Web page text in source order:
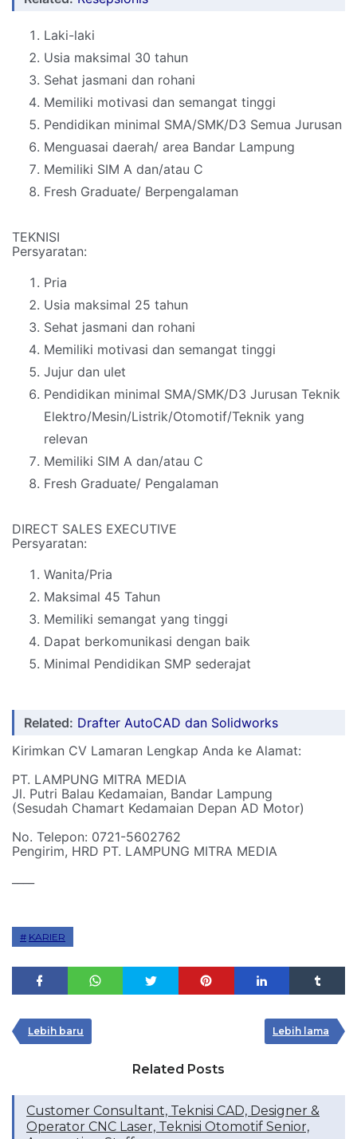
Laki-laki
Usia maksimal 30 tahun
Sehat jasmani dan rohani
Memiliki motivasi dan semangat tinggi
Pendidikan minimal SMA/SMK/D3 Semua Jurusan
Menguasai daerah/ area Bandar Lampung
Memiliki SIM A dan/atau C
Fresh Graduate/ Berpengalaman
TEKNISI
Persyaratan:
Pria
Usia maksimal 25 tahun
Sehat jasmani dan rohani
Memiliki motivasi dan semangat tinggi
Jujur dan ulet
Pendidikan minimal SMA/SMK/D3 Jurusan Teknik
Elektro/Mesin/Listrik/Otomotif/Teknik yang
relevan
Memiliki SIM A dan/atau C
Fresh Graduate/ Pengalaman
DIRECT SALES EXECUTIVE
Persyaratan:
Wanita/Pria
Maksimal 45 Tahun
Memiliki semangat yang tinggi
Dapat berkomunikasi dengan baik
Minimal Pendidikan SMP sederajat
Related: Drafter AutoCAD dan Solidworks
Kirimkan CV Lamaran Lengkap Anda ke Alamat:
PT. LAMPUNG MITRA MEDIA
Jl. Putri Balau Kedamaian, Bandar Lampung
(Sesudah Chamart Kedamaian Depan AD Motor)
No. Telepon: 0721-5602762
Pengirim, HRD PT. LAMPUNG MITRA MEDIA
KARIER
Lebih baru Lebih lama
Related Posts
Customer Consultant, Teknisi CAD, Designer &
Operator CNC Laser, Teknisi Otomotif Senior,